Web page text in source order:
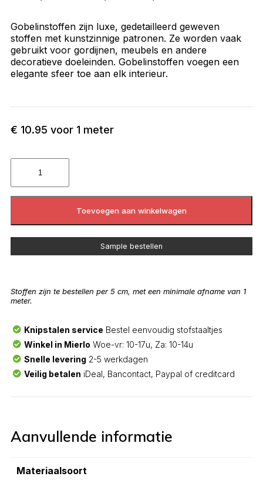
Gobelinstoffen zijn luxe, gedetailleerd geweven
stoffen met kunstzinnige patronen. Ze worden vaak
gebruikt voor gordijnen, meubels en andere
decoratieve doeleinden. Gobelinstoffen voegen een
elegante sfeer toe aan elk interieur.
€ 10.95 voor 1 meter
Toevoegen aan winkelwagen
Sample bestellen
Stoffen zijn te bestellen per 5 cm, met een minimale afname van 1
meter.
Knipstalen service Bestel eenvoudig stofstaaltjes
Winkel in Mierlo Woe-vr: 10-17u, Za: 10-14u
Snelle levering 2-5 werkdagen
Veilig betalen iDeal, Bancontact, Paypal of creditcard
Aanvullende informatie
Materiaalsoort